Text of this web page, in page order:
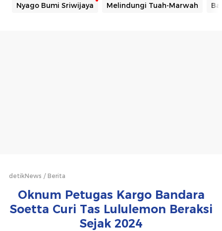
Nyago Bumi Sriwijaya Melindungi Tuah-Marwah
detikNews Berita
Oknum Petugas Kargo Bandara
Soetta Curi Tas Lululemon Beraksi
Sejak 2024